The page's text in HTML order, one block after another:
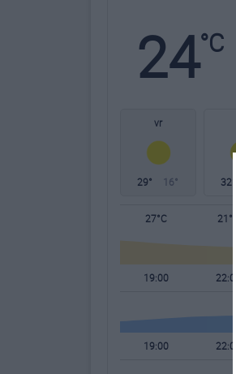
24°C
vr
29° 16° 32°
27°C 21°C
19:00 22:00
19:00 22:00